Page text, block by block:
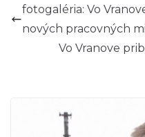
fotogaléria: Vo
nových pracovných
Vo Vranove